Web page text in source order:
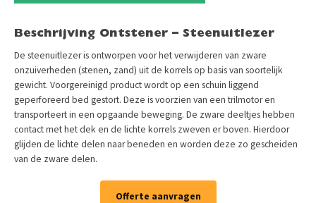
Beschrijving Ontstener – Steenuitlezer
De steenuitlezer is ontworpen voor het verwijderen van zware
onzuiverheden (stenen, zand) uit de korrels op basis van soortelijk
gewicht. Voorgereinigd product wordt op een schuin liggend
geperforeerd bed gestort. Deze is voorzien van een trilmotor en
transporteert in een opgaande beweging. De zware deeltjes hebben
contact met het dek en de lichte korrels zweven er boven. Hierdoor
glijden de lichte delen naar beneden en worden deze zo gescheiden
van de zware delen.
Offerte aanvragen